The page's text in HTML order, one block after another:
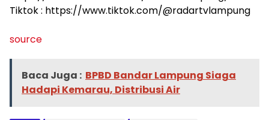
Tiktok : https://www.tiktok.com/@radartvlampung
source
Baca Juga : BPBD Bandar Lampung Siaga
Hadapi Kemarau, Distribusi Air